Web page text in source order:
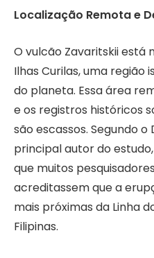
Localização Remota e
O vulcão Zavaritskii está
Ilhas Curilas, uma região
do planeta. Essa área
e os registros históricos
são escassos. Segundo o
principal autor do
que muitos
acreditassem que a
mais próximas da Linha
Filipinas.